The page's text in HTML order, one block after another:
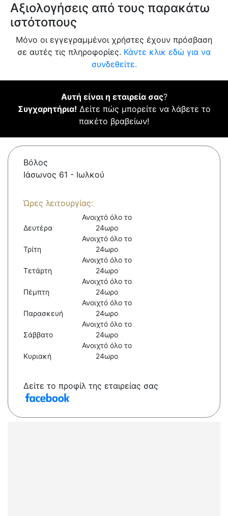
Αξιολογήσεις από τους παρακάτω
ιστότοπους
Μόνο οι εγγεγραμμένοι χρήστες έχουν πρόσβαση
σε αυτές τις πληροφορίες. Κάντε κλικ εδώ για να
συνδεθείτε.
Αυτή είναι η εταιρεία σας?
Συγχαρητήρια! Δείτε πώς μπορείτε να λάβετε το
πακέτο βραβείων!
Βόλος
Ιάσωνος 61 - Ιωλκού
Ώρες λειτουργίας:
Δευτέρα
Ανοιχτό όλο το
24ωρο
Τρίτη
Ανοιχτό όλο το
24ωρο
Τετάρτη
Ανοιχτό όλο το
24ωρο
Πέμπτη
Ανοιχτό όλο το
24ωρο
Παρασκευή
Ανοιχτό όλο το
24ωρο
Σάββατο
Ανοιχτό όλο το
24ωρο
Κυριακή
Ανοιχτό όλο το
24ωρο
Δείτε το προφίλ της εταιρείας σας